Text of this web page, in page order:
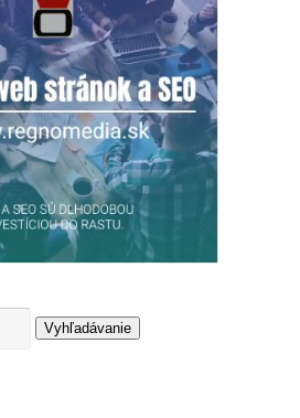
Vyhľadávanie